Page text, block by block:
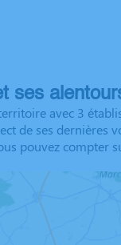
ses
avec 3
de ses dernières
pouvez compter